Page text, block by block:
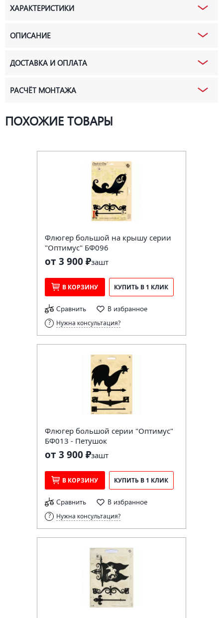
ХАРАКТЕРИСТИКИ
ОПИСАНИЕ
ДОСТАВКА И ОПЛАТА
РАСЧЁТ МОНТАЖА
ПОХОЖИЕ ТОВАРЫ
Флюгер большой на крышу серии
"Оптимус" БФ096
от 3 900 ₽зашт
В КОРЗИНУ КУПИТЬ В 1 КЛИК
Сравнить В избранное
Нужна консультация?
Флюгер большой серии "Оптимус"
БФ013 - Петушок
от 3 900 ₽зашт
В КОРЗИНУ КУПИТЬ В 1 КЛИК
Сравнить В избранное
Нужна консультация?